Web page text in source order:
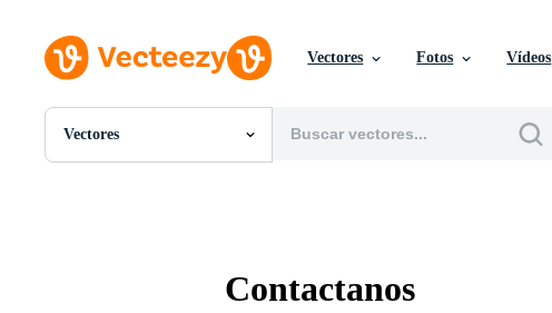
Vectores Fotos Vídeos
Vectores
Todas Imágenes
Contactanos